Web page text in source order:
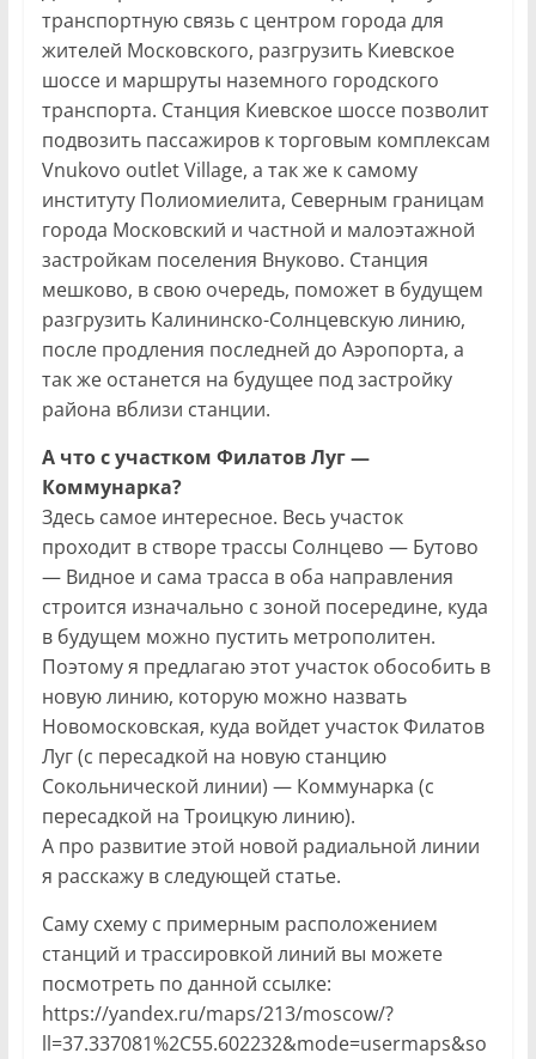
транспортную связь с центром города для
жителей Московского, разгрузить Киевское
шоссе и маршруты наземного городского
транспорта. Станция Киевское шоссе позволит
подвозить пассажиров к торговым комплексам
Vnukovo outlet Village, а так же к самому
институту Полиомиелита, Северным границам
города Московский и частной и малоэтажной
застройкам поселения Внуково. Станция
мешково, в свою очередь, поможет в будущем
разгрузить Калининско-Солнцевскую линию,
после продления последней до Аэропорта, а
так же останется на будущее под застройку
района вблизи станции.
А что с участком Филатов Луг —
Коммунарка?
Здесь самое интересное. Весь участок
проходит в створе трассы Солнцево — Бутово
— Видное и сама трасса в оба направления
строится изначально с зоной посередине, куда
в будущем можно пустить метрополитен.
Поэтому я предлагаю этот участок обособить в
новую линию, которую можно назвать
Новомосковская, куда войдет участок Филатов
Луг (с пересадкой на новую станцию
Сокольнической линии) — Коммунарка (с
пересадкой на Троицкую линию).
А про развитие этой новой радиальной линии
я расскажу в следующей статье.
Саму схему с примерным расположением
станций и трассировкой линий вы можете
посмотреть по данной ссылке:
https://yandex.ru/maps/213/moscow/?
ll=37.337081%2C55.602232&mode=usermaps&so